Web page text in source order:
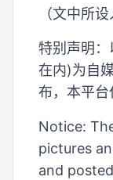
（文中所
特别声明
在内)为自
布，本平台
Notice:
pictures
and